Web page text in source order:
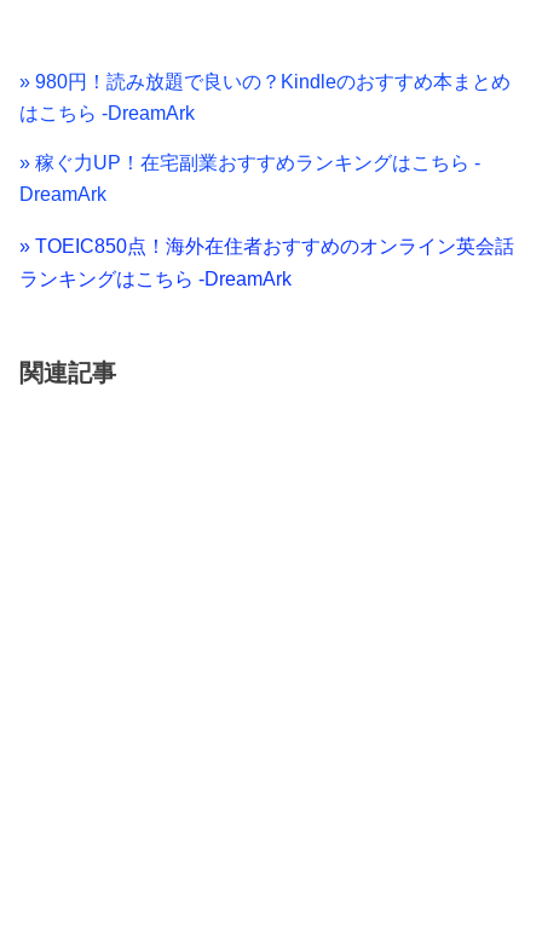
» 980円！読み放題で良いの？Kindleのおすすめ本まとめ
はこちら -DreamArk
» 稼ぐ力UP！在宅副業おすすめランキングはこちら -
DreamArk
» TOEIC850点！海外在住者おすすめのオンライン英会話
ランキングはこちら -DreamArk
関連記事